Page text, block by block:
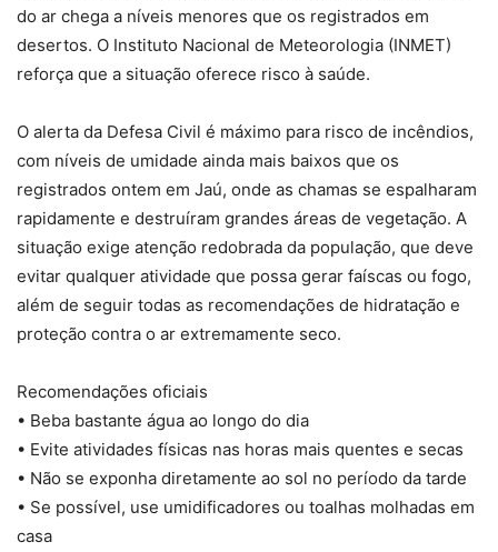
do ar chega a níveis menores que os registrados em
desertos. O Instituto Nacional de Meteorologia (INMET)
reforça que a situação oferece risco à saúde.
O alerta da Defesa Civil é máximo para risco de incêndios,
com níveis de umidade ainda mais baixos que os
registrados ontem em Jaú, onde as chamas se espalharam
rapidamente e destruíram grandes áreas de vegetação. A
situação exige atenção redobrada da população, que deve
evitar qualquer atividade que possa gerar faíscas ou fogo,
além de seguir todas as recomendações de hidratação e
proteção contra o ar extremamente seco.
Recomendações oficiais
• Beba bastante água ao longo do dia
• Evite atividades físicas nas horas mais quentes e secas
• Não se exponha diretamente ao sol no período da tarde
• Se possível, use umidificadores ou toalhas molhadas em
casa